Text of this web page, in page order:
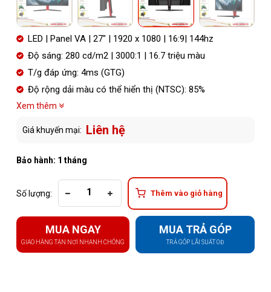
LED | Panel VA | 27″ | 1920 x 1080 | 16:9| 144hz
Độ sáng: 280 cd/m2 | 3000:1 | 16.7 triệu màu
T/g đáp ứng: 4ms (GTG)
Độ rộng dải màu có thể hiển thị (NTSC): 85%
Xem thêm
Giá khuyến mại: Liên hệ
Bảo hành: 1 tháng
Số lượng: Thêm vào giỏ hàng
MUA NGAY
GIAO HÀNG TẬN NƠI NHANH CHÓNG
MUA TRẢ GÓP
TRẢ GÓP LÃI SUẤT 0Đ